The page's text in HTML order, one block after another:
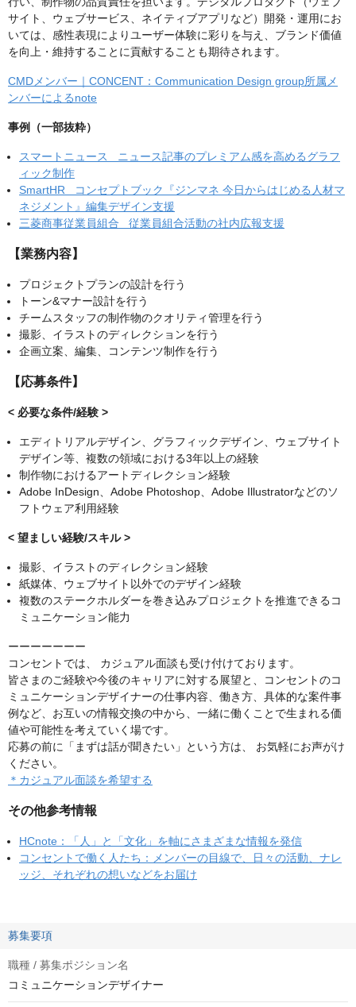
サイト、ウェブサービス、ネイティブアプリなど）開発・運用にお
いては、感性表現によりユーザー体験に彩りを与え、ブランド価値
を向上・維持することに貢献することも期待されます。
CMDメンバー｜CONCENT：Communication Design group所属メ
ンバーによるnote
事例（一部抜粋）
スマートニュース ニュース記事のプレミアム感を高めるグラフ
ィック制作
SmartHR コンセプトブック『ジンマネ 今日からはじめる人材マ
ネジメント』編集デザイン支援
三菱商事従業員組合 従業員組合活動の社内広報支援
【業務内容】
プロジェクトプランの設計を行う
トーン&マナー設計を行う
チームスタッフの制作物のクオリティ管理を行う
撮影、イラストのディレクションを行う
企画立案、編集、コンテンツ制作を行う
【応募条件】
< 必要な条件/経験 >
エディトリアルデザイン、グラフィックデザイン、ウェブサイト
デザイン等、複数の領域における3年以上の経験
制作物におけるアートディレクション経験
Adobe InDesign、Adobe Photoshop、Adobe Illustratorなどのソ
フトウェア利用経験
< 望ましい経験/スキル >
撮影、イラストのディレクション経験
紙媒体、ウェブサイト以外でのデザイン経験
複数のステークホルダーを巻き込みプロジェクトを推進できるコ
ミュニケーション能力
ーーーーーーー
コンセントでは、 カジュアル面談も受け付けております。
皆さまのご経験や今後のキャリアに対する展望と、コンセントのコ
ミュニケーションデザイナーの仕事内容、働き方、具体的な案件事
例など、お互いの情報交換の中から、一緒に働くことで生まれる価
値や可能性を考えていく場です。
応募の前に「まずは話が聞きたい」という方は、 お気軽にお声がけ
ください。
＊カジュアル面談を希望する
その他参考情報
HCnote：「人」と「文化」を軸にさまざまな情報を発信
コンセントで働く人たち：メンバーの目線で、日々の活動、ナレ
ッジ、それぞれの想いなどをお届け
募集要項
職種 / 募集ポジション名
コミュニケーションデザイナー